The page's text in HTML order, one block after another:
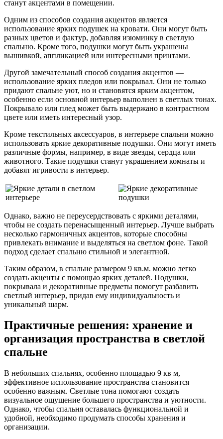
станут акцентами в помещении.
Одним из способов создания акцентов является
использование ярких подушек на кровати. Они могут быть
разных цветов и фактур, добавляя изюминку в светлую
спальню. Кроме того, подушки могут быть украшены
вышивкой, аппликацией или интересными принтами.
Другой замечательный способ создания акцентов —
использование ярких пледов или покрывал. Они не только
придают спальне уют, но и становятся ярким акцентом,
особенно если основной интерьер выполнен в светлых тонах.
Покрывало или плед может быть выдержано в контрастном
цвете или иметь интересный узор.
Кроме текстильных аксессуаров, в интерьере спальни можно
использовать яркие декоративные подушки. Они могут иметь
различные формы, например, в виде звезды, сердца или
животного. Такие подушки станут украшением комнаты и
добавят игривости в интерьер.
Однако, важно не переусердствовать с яркими деталями,
чтобы не создать перенасыщенный интерьер. Лучше выбрать
несколько гармоничных акцентов, которые способны
привлекать внимание и выделяться на светлом фоне. Такой
подход сделает спальню стильной и элегантной.
Таким образом, в спальне размером 9 кв.м. можно легко
создать акценты с помощью ярких деталей. Подушки,
покрывала и декоративные предметы помогут разбавить
светлый интерьер, придав ему индивидуальность и
уникальный шарм.
Практичные решения: хранение и
организация пространства в светлой
спальне
В небольших спальнях, особенно площадью 9 кв м,
эффективное использование пространства становится
особенно важным. Светлые тона помогают создать
визуальное ощущение большего пространства и уютности.
Однако, чтобы спальня оставалась функциональной и
удобной, необходимо продумать способы хранения и
организации.